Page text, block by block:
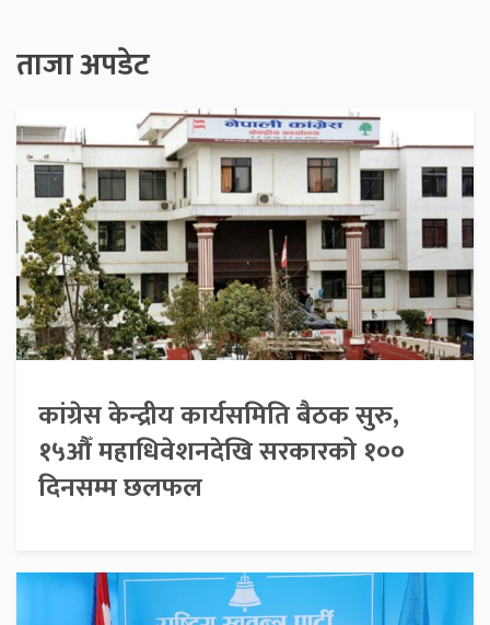
ताजा अपडेट
कांग्रेस केन्द्रीय कार्यसमिति बैठक सुरु,
१५औँ महाधिवेशनदेखि सरकारको १००
दिनसम्म छलफल